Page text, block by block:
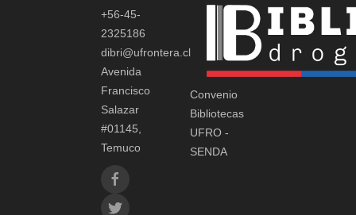
+56-45-
2325186
dibri@ufrontera.cl
Avenida
Francisco
Salazar
#01145,
Temuco
Convenio
Bibliotecas
UFRO -
SENDA